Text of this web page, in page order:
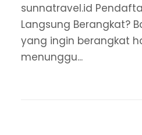
sunnatravel.id
Langsung Berangkat?
yang ingin berangkat
menunggu...